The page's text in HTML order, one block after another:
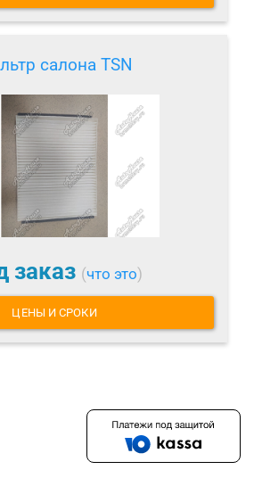
салона TSN
заказ (что это)
ЦЕНЫ И СРОКИ